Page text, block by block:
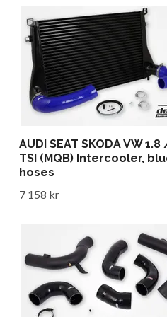
AUDI SEAT SKODA VW
TSI (MQB) Intercooler,
hoses
7 158 kr